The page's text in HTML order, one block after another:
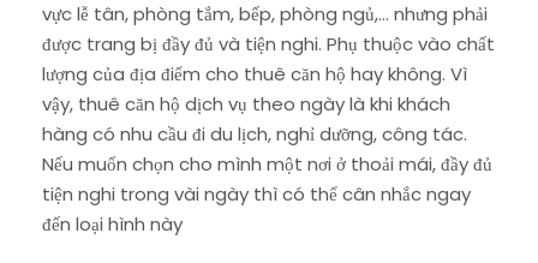
vực lễ tân, phòng tắm, bếp, phòng ngủ,… nhưng phải
được trang bị đầy đủ và tiện nghi. Phụ thuộc vào chất
lượng của địa điểm cho thuê căn hộ hay không. Vì
vậy, thuê căn hộ dịch vụ theo ngày là khi khách
hàng có nhu cầu đi du lịch, nghỉ dưỡng, công tác.
Nếu muốn chọn cho mình một nơi ở thoải mái, đầy đủ
tiện nghi trong vài ngày thì có thể cân nhắc ngay
đến loại hình này